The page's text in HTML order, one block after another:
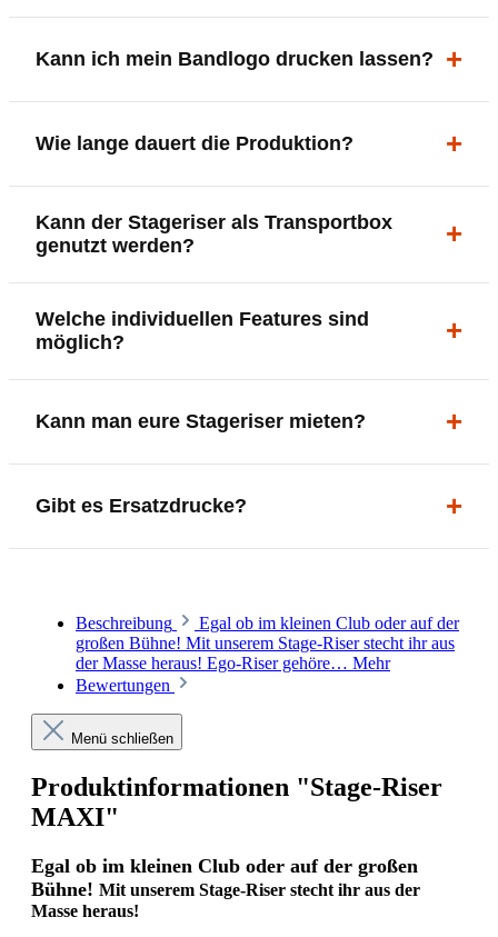
ergonomisch, sicher und gut sichtbar.
Kann ich mein Bandlogo drucken lassen?
deine Bühne, deine Marke.
Wie lange dauert die Produktion?
innerhalb Deutschlands kostenfrei.
Kann der Stageriser als Transportbox
genutzt werden?
oder Zubehör nutzen.
Welche individuellen Features sind
möglich?
XLR-Brücke / Schnittstelle
Verschiedene Griffarten
Kann man eure Stageriser mieten?
jahrelangen Einsatz konzipiert.
Gibt es Ersatzdrucke?
Beschreibung
Egal ob im kleinen Club oder auf der
großen Bühne! Mit unserem Stage-Riser stecht ihr aus
der Masse heraus! Ego-Riser gehöre… Mehr
Bewertungen
Menü schließen
Produktinformationen "Stage-Riser
MAXI"
Egal ob im kleinen Club oder auf der großen
Bühne! Mit unserem Stage-Riser stecht ihr aus der
Masse heraus!